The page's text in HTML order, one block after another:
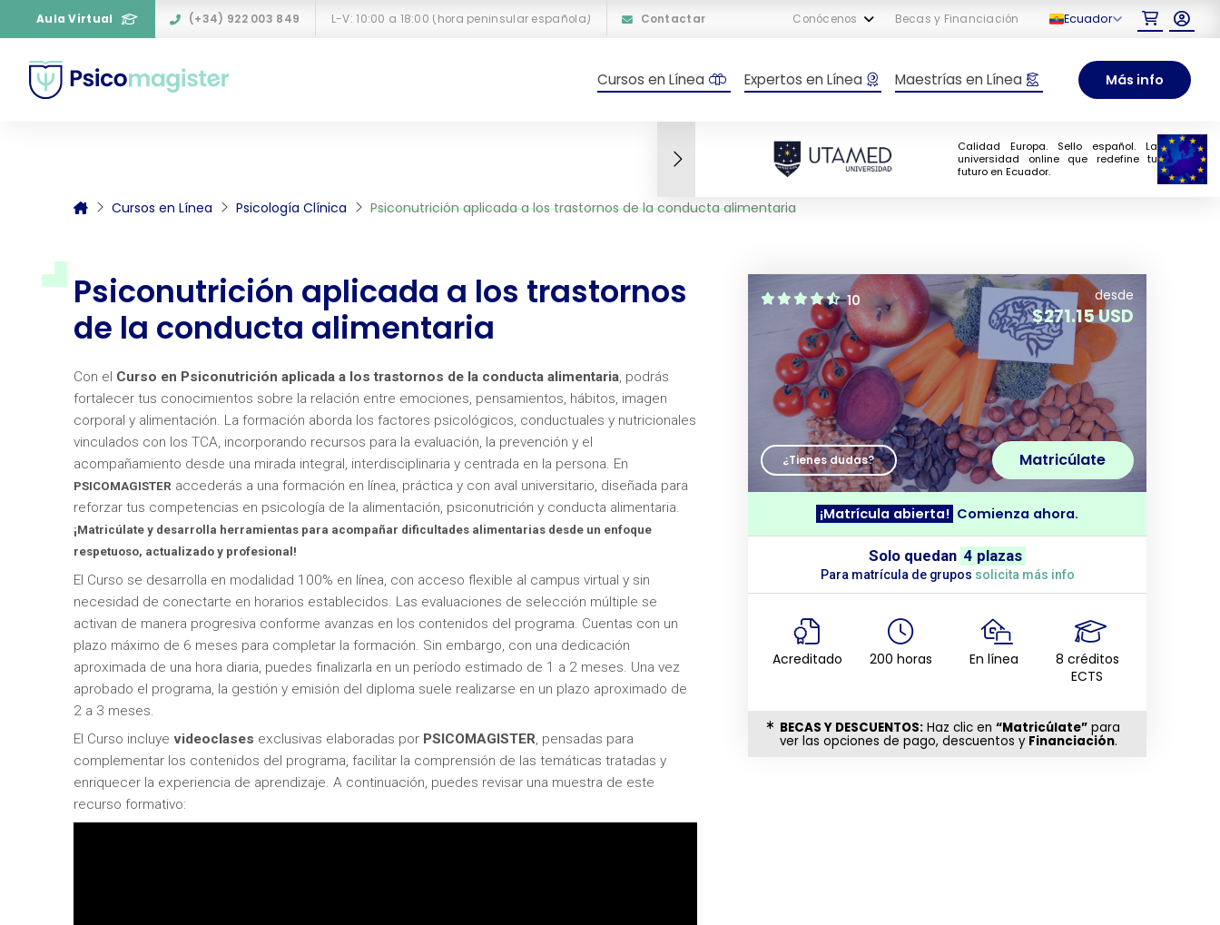
Aula Virtual (+34) 922 003 849 L-V: 10:00 a 18:00 (hora peninsular española) Contactar Conócenos Becas y Financiación Ecuador
Cursos en Línea Expertos en Línea Maestrías en Línea Más info
Calidad Europa. Sello español. La
universidad online que redefine tu
futuro en Ecuador.
Cursos en Línea Psicología Clínica Psiconutrición aplicada a los trastornos de la conducta alimentaria
Psiconutrición aplicada a los trastornos
de la conducta alimentaria
Con el Curso en Psiconutrición aplicada a los trastornos de la conducta alimentaria, podrás
fortalecer tus conocimientos sobre la relación entre emociones, pensamientos, hábitos, imagen
corporal y alimentación. La formación aborda los factores psicológicos, conductuales y nutricionales
vinculados con los TCA, incorporando recursos para la evaluación, la prevención y el
acompañamiento desde una mirada integral, interdisciplinaria y centrada en la persona. En
PSICOMAGISTER accederás a una formación en línea, práctica y con aval universitario, diseñada para
reforzar tus competencias en psicología de la alimentación, psiconutrición y conducta alimentaria.
¡Matricúlate y desarrolla herramientas para acompañar dificultades alimentarias desde un enfoque
respetuoso, actualizado y profesional!
El Curso se desarrolla en modalidad 100% en línea, con acceso flexible al campus virtual y sin
necesidad de conectarte en horarios establecidos. Las evaluaciones de selección múltiple se
activan de manera progresiva conforme avanzas en los contenidos del programa. Cuentas con un
plazo máximo de 6 meses para completar la formación. Sin embargo, con una dedicación
aproximada de una hora diaria, puedes finalizarla en un período estimado de 1 a 2 meses. Una vez
aprobado el programa, la gestión y emisión del diploma suele realizarse en un plazo aproximado de
2 a 3 meses.
El Curso incluye videoclases exclusivas elaboradas por PSICOMAGISTER, pensadas para
complementar los contenidos del programa, facilitar la comprensión de las temáticas tratadas y
enriquecer la experiencia de aprendizaje. A continuación, puedes revisar una muestra de este
recurso formativo:
10 desde
$271.15 USD
¿Tienes dudas? Matricúlate
¡Matrícula abierta! Comienza ahora.
Solo quedan 4 plazas
Para matrícula de grupos solicita más info
Acreditado 200 horas En línea
8 créditos
ECTS
BECAS Y DESCUENTOS:Haz clic en “Matricúlate”para
ver las opciones de pago, descuentos y Financiación.